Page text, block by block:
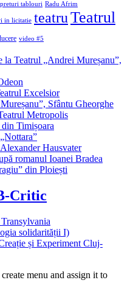
preturi tablouri Radu Afrim
in licitatie teatruTeatrul
video #5
la Teatrul „Andrei Mureșanu”,
Excelsior
Sfântu Gheorghe
Metropolis
Timișoara
Hausvater
romanul Ioanei Bradea
din Ploiești
Critic
solidarității I)
și Experiment Cluj-
menu and assign it to